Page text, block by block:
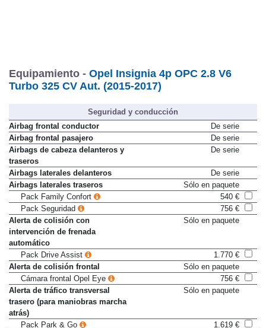
Equipamiento -Opel Insignia 4p OPC 2.8 V6
Turbo 325 CV Aut. (2015-2017)
Seguridad y conducción
Airbag frontal conductor
De serie
Airbag frontal pasajero
De serie
Airbags de cabeza delanteros y
traseros
Airbags laterales delanteros
De serie
Airbags laterales traseros
Sólo en paquete
Pack Family Confort
540 €
Pack Seguridad
756 €
Alerta de colisión con
intervención de frenada
automático
Pack Drive Assist
1.770 €
Alerta de colisión frontal
Sólo en paquete
Cámara frontal Opel Eye
756 €
Alerta de tráfico transversal
trasero (para maniobras marcha
atrás)